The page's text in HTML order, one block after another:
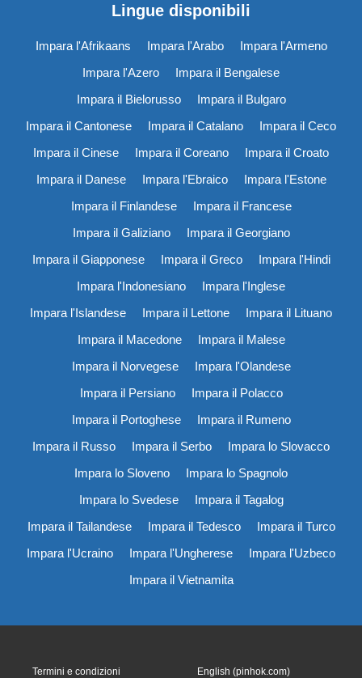
Lingue disponibili
Impara l'Afrikaans Impara l'Arabo
Impara l'Armeno
Impara l'Azero
Impara il Bengalese
Impara il Bielorusso
Impara il Bulgaro
Impara il Cantonese
Impara il Catalano
Impara il Ceco
Impara il Cinese
Impara il Coreano
Impara il Croato
Impara il Danese
Impara l'Ebraico
Impara l'Estone
Impara il Finlandese
Impara il Francese
Impara il Galiziano
Impara il Georgiano
Impara il Giapponese
Impara il Greco
Impara l'Hindi
Impara l'Indonesiano
Impara l'Inglese
Impara l'Islandese
Impara il Lettone
Impara il Lituano
Impara il Macedone
Impara il Malese
Impara il Norvegese
Impara l'Olandese
Impara il Persiano
Impara il Polacco
Impara il Portoghese
Impara il Rumeno
Impara il Russo
Impara il Serbo
Impara lo Slovacco
Impara lo Sloveno
Impara lo Spagnolo
Impara lo Svedese
Impara il Tagalog
Impara il Tailandese
Impara il Tedesco
Impara il Turco
Impara l'Ucraino
Impara l'Ungherese
Impara l'Uzbeco
Impara il Vietnamita
Termini e condizioni English (pinhok.com)